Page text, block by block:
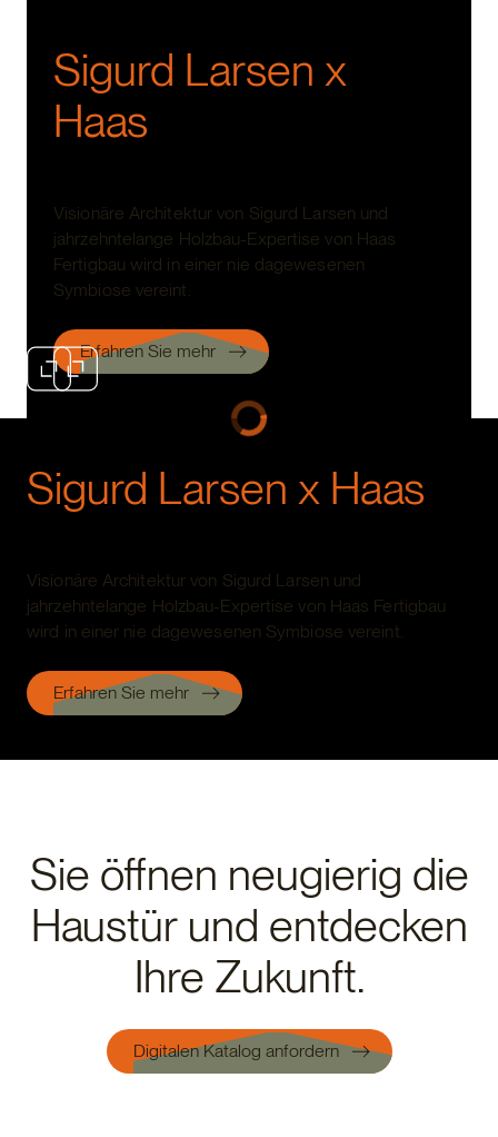
Sigurd Larsen x
Haas
Visionäre Architektur von Sigurd Larsen und
jahrzehntelange Holzbau-Expertise von Haas
Fertigbau wird in einer nie dagewesenen
Symbiose vereint.
Erfahren Sie mehr
Sigurd Larsen x Haas
Visionäre Architektur von Sigurd Larsen und
jahrzehntelange Holzbau-Expertise von Haas Fertigbau
wird in einer nie dagewesenen Symbiose vereint.
Erfahren Sie mehr
Sie öffnen neugierig die
Haustür und entdecken
Ihre Zukunft.
Digitalen Katalog anfordern